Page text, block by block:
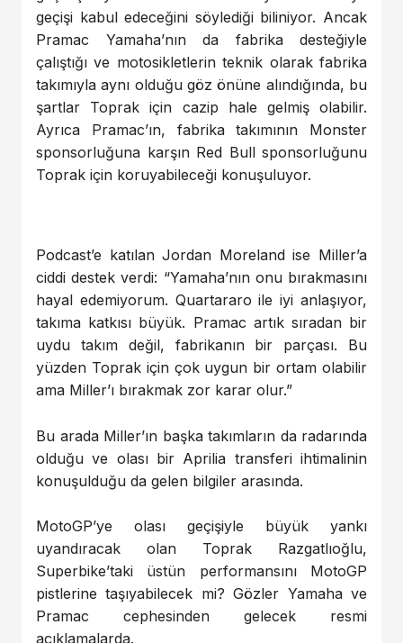
geçişi kabul edeceğini söylediği biliniyor. Ancak
Pramac Yamaha’nın da fabrika desteğiyle
çalıştığı ve motosikletlerin teknik olarak fabrika
takımıyla aynı olduğu göz önüne alındığında, bu
şartlar Toprak için cazip hale gelmiş olabilir.
Ayrıca Pramac’ın, fabrika takımının Monster
sponsorluğuna karşın Red Bull sponsorluğunu
Toprak için koruyabileceği konuşuluyor.
Podcast’e katılan Jordan Moreland ise Miller’a
ciddi destek verdi: “Yamaha’nın onu bırakmasını
hayal edemiyorum. Quartararo ile iyi anlaşıyor,
takıma katkısı büyük. Pramac artık sıradan bir
uydu takım değil, fabrikanın bir parçası. Bu
yüzden Toprak için çok uygun bir ortam olabilir
ama Miller’ı bırakmak zor karar olur.”
Bu arada Miller’ın başka takımların da radarında
olduğu ve olası bir Aprilia transferi ihtimalinin
konuşulduğu da gelen bilgiler arasında.
MotoGP’ye olası geçişiyle büyük yankı
uyandıracak olan Toprak Razgatlıoğlu,
Superbike’taki üstün performansını MotoGP
pistlerine taşıyabilecek mi? Gözler Yamaha ve
Pramac cephesinden gelecek resmi
açıklamalarda.